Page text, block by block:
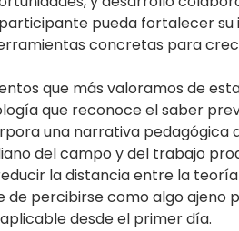
pueda fortalecer
concretas para
que más valoramos de
que reconoce el saber
una narrativa
del campo y del trabajo
la distancia entre la
de percibirse como algo ajeno
desde el primer día.